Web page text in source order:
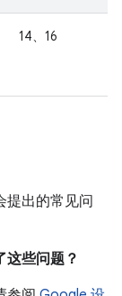
14、16
提出的常见问
这些问题？